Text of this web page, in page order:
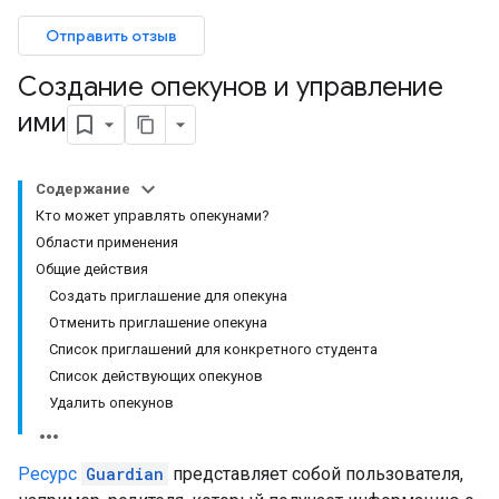
Отправить отзыв
Создание опекунов и управление
ими
Содержание
Кто может управлять опекунами?
Области применения
Общие действия
Создать приглашение для опекуна
Отменить приглашение опекуна
Список приглашений для конкретного студента
Список действующих опекунов
Удалить опекунов
Ресурс Guardian представляет собой пользователя,